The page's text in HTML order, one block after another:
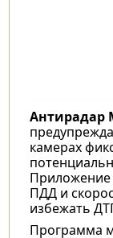
Антирадар
камерах
ПДД и
избежать
Программа